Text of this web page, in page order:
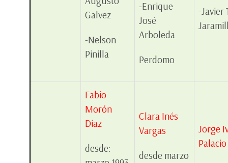
Galvez
-Nelson
Pinilla
-Enrique
José
Arboleda
Perdomo
-Javier
Fabio
Morón
Diaz
desde:
Clara Inés
Vargas
desde marzo
Jorge
Palacio